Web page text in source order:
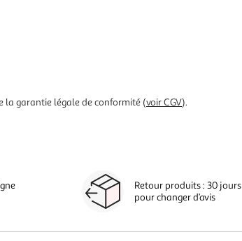
la garantie légale de conformité (voir CGV).
Retour produits : 30 jours
pour changer d’avis